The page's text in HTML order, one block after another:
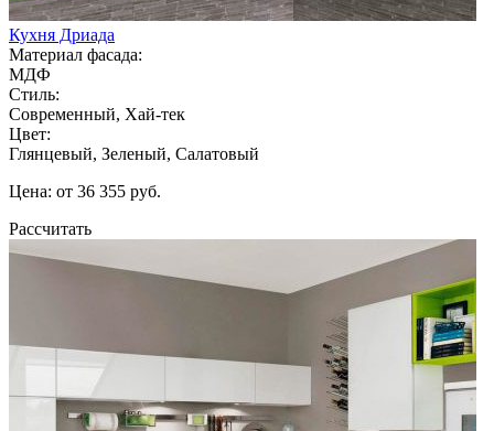
Кухня Дриада
Материал фасада:
МДФ
Стиль:
Современный, Хай-тек
Цвет:
Глянцевый, Зеленый, Салатовый
Цена: от 36 355 руб.
Рассчитать